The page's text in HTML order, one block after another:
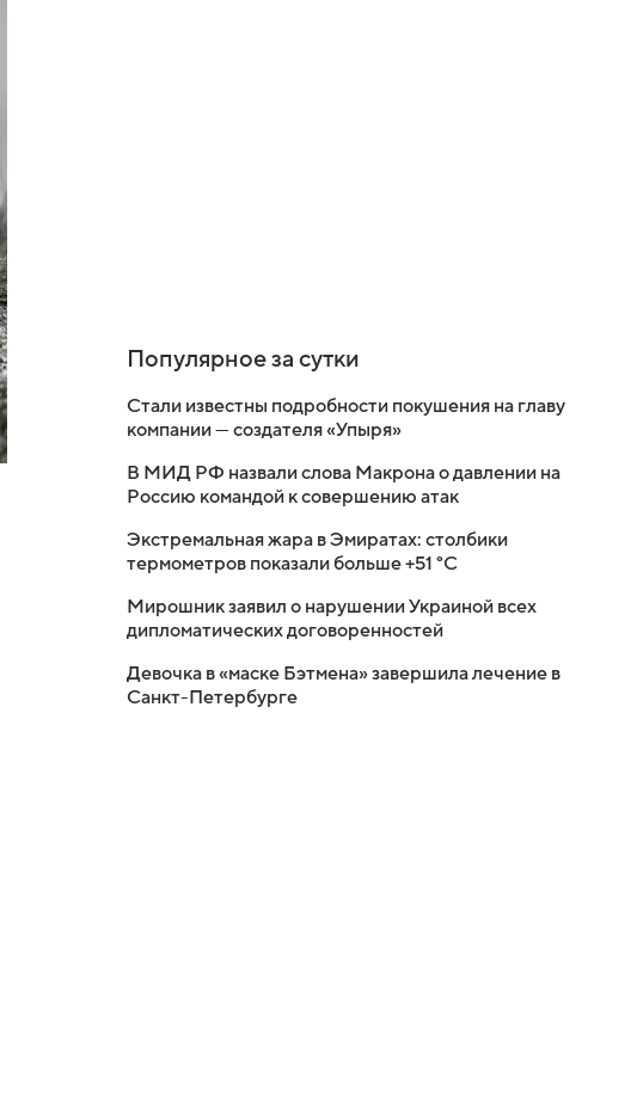
Популярное за сутки
Стали известны подробности покушения на главу
компании — создателя «Упыря»
В МИД РФ назвали слова Макрона о давлении на
Россию командой к совершению атак
Экстремальная жара в Эмиратах: столбики
термометров показали больше +51 °C
Мирошник заявил о нарушении Украиной всех
дипломатических договоренностей
Девочка в «маске Бэтмена» завершила лечение в
Санкт-Петербурге